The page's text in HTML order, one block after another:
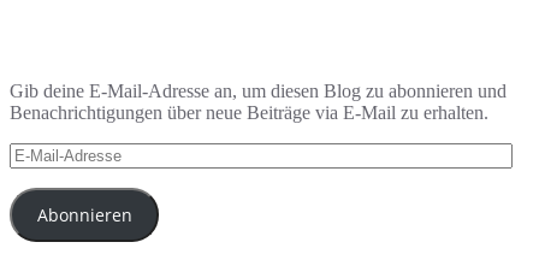
Gib deine E-Mail-Adresse an, um diesen Blog zu abonnieren und
Benachrichtigungen über neue Beiträge via E-Mail zu erhalten.
E-
Mail-
Adresse
Abonnieren